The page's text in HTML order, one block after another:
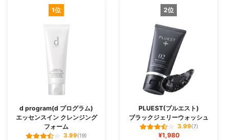
1位
d program(d プログラム)
エッセンスイン クレンジング
フォーム
3.99(19)
2位
PLUEST(プルエスト)
ブラックジェリーウォッシュ
3.99(7)
¥1,980